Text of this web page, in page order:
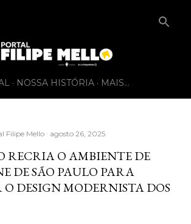
NOSSA HISTÓRIA MAIS…
Filipe Mello agosto 26, 2025
RECRIA O AMBIENTE DE
DE SÃO PAULO PARA
O DESIGN MODERNISTA DOS